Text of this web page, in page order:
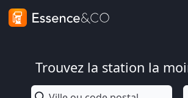
Trouvez la station la